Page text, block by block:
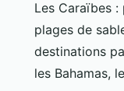
Les Caraïbes
plages de
destinations
les Bahamas,